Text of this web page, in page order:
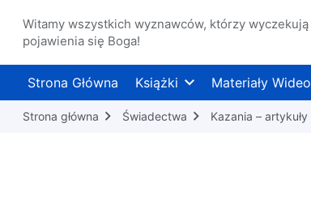
Witamy wszystkich wyznawców, którzy wyczekują
pojawienia się Boga!
Strona Główna Książki Materiały Wideo
Strona główna Świadectwa Kazania – artykuły